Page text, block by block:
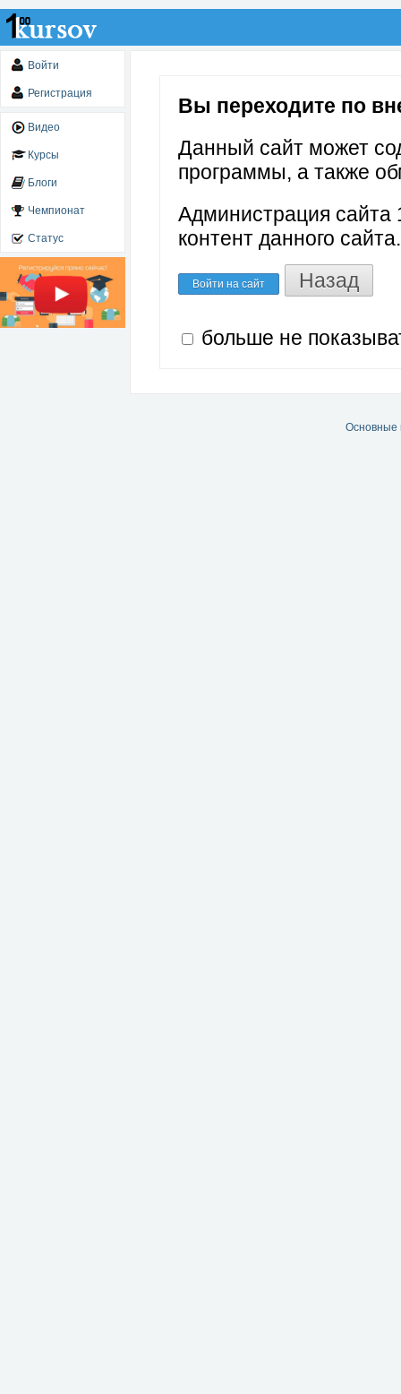
Войти
Регистрация
Видео
Курсы
Блоги
Чемпионат
Статус
Вы переходите по
Данный сайт может
программы, а также
Администрация сайта
контент данного сайта.
Войти на сайт Назад
больше не
Основные